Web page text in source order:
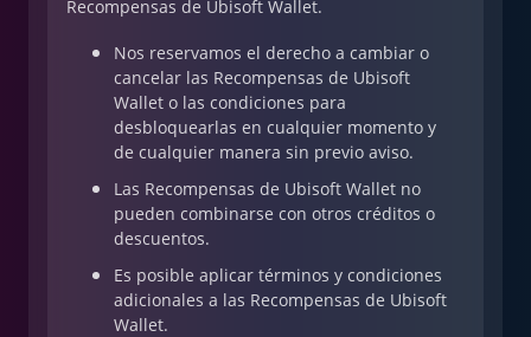
Recompensas de Ubisoft Wallet.
Nos reservamos el derecho a cambiar o
cancelar las Recompensas de Ubisoft
Wallet o las condiciones para
desbloquearlas en cualquier momento y
de cualquier manera sin previo aviso.
Las Recompensas de Ubisoft Wallet no
pueden combinarse con otros créditos o
descuentos.
Es posible aplicar términos y condiciones
adicionales a las Recompensas de Ubisoft
Wallet.